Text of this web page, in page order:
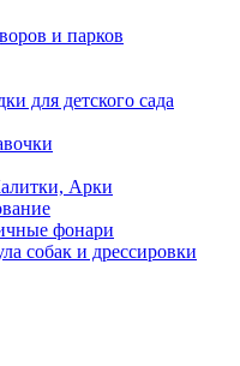
и парков
для детского сада
Арки
фонари
собак и дрессировки